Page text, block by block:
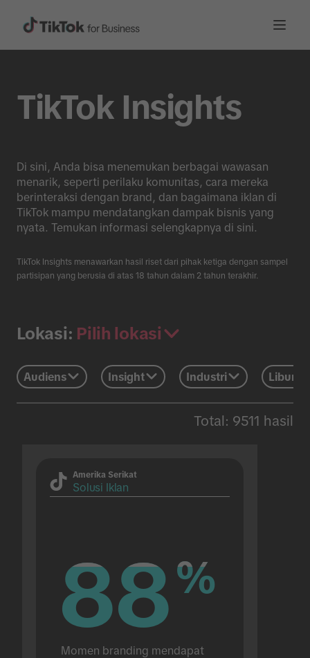
TikTok Insights
Di sini, Anda bisa menemukan berbagai wawasan
menarik, seperti perilaku komunitas, cara mereka
berinteraksi dengan brand, dan bagaimana iklan di
TikTok mampu mendatangkan dampak bisnis yang
nyata. Temukan informasi selengkapnya di sini.
TikTok Insights menawarkan hasil riset dari pihak ketiga dengan sampel
partisipan yang berusia di atas 18 tahun dalam 2 tahun terakhir.
Lokasi: Pilih lokasi
Audiens Insight Industri
Total: 9511 hasil
Amerika Serikat
Solusi Iklan
88%
88%
Momen branding mendapat